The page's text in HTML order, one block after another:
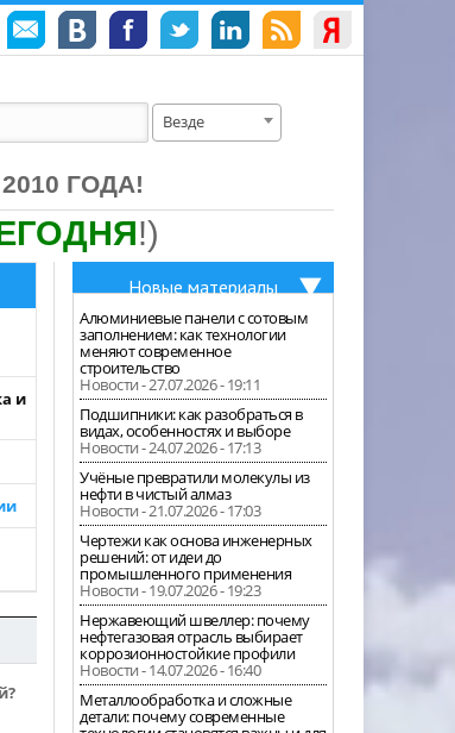
Везде
ГОДА!
!)
и
Новые материалы
Алюминиевые панели с сотовым
заполнением: как технологии
меняют современное
строительство
Новости - 27.07.2026 - 19:11
Подшипники: как разобраться в
видах, особенностях и выборе
Новости - 24.07.2026 - 17:13
Учёные превратили молекулы из
нефти в чистый алмаз
Новости - 21.07.2026 - 17:03
Чертежи как основа инженерных
решений: от идеи до
промышленного применения
Новости - 19.07.2026 - 19:23
Нержавеющий швеллер: почему
нефтегазовая отрасль выбирает
коррозионностойкие профили
Новости - 14.07.2026 - 16:40
Металлообработка и сложные
детали: почему современные